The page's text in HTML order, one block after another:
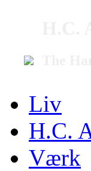
Liv
H.C.
Værk